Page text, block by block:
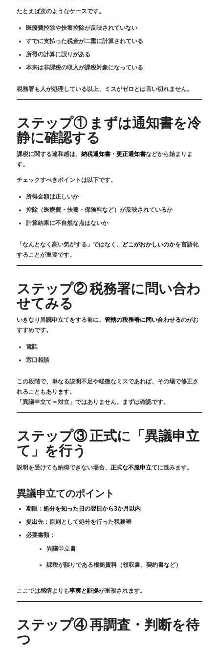
たとえば次のようなケースです。
医療費控除や扶養控除が反映されていない
すでに支払った税金が二重に計算されている
所得の計算に誤りがある
本来は非課税の収入が課税対象になっている
税務署も人が処理している以上、ミスがゼロとは言い切れません。
ステップ① まずは通知書を冷
静に確認する
課税に関する違和感は、 納税通知書・更正通知書などから始まりま
す。
チェックすべきポイントは以下です。
所得金額は正しいか
控除（医療費・扶養・保険料など）が反映されているか
計算結果に不自然な点はないか
「なんとなく高い気がする」ではなく、 どこがおかしいのかを言語化
することが重要です。
ステップ② 税務署に問い合わ
せてみる
いきなり異議申立てをする前に、 管轄の税務署に問い合わせるのがお
すすめです。
電話
窓口相談
この段階で、単なる説明不足や軽微なミスであれば、その場で修正さ
れることもあります。
「異議申立て＝対立」ではありません。まずは確認です。
ステップ③ 正式に「異議申立
て」を行う
説明を受けても納得できない場合、 正式な不服申立てに進みます。
異議申立てのポイント
期限： 処分を知った日の翌日から3か月以内
提出先：原則として処分を行った税務署
必要書類：
異議申立書
課税が誤りである根拠資料（領収書、契約書など）
ここでは感情よりも事実と証拠が重視されます。
ステップ④ 再調査・判断を待
つ